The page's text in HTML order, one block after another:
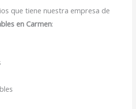
que tiene nuestra empresa de
en Carmen: